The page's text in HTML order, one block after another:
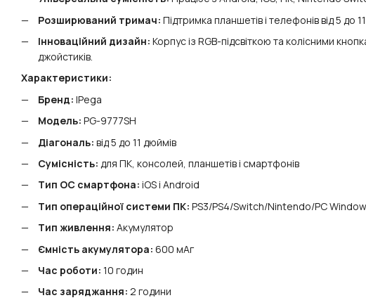
Розширюваний тримач: Підтримка планшетів і телефонів від 5 до
Інноваційний дизайн: Корпус із RGB-підсвіткою та колісними
джойстиків.
Характеристики:
Бренд: IPega
Модель: PG-9777SH
Діагональ: від 5 до 11 дюймів
Сумісність: для ПК, консолей, планшетів і смартфонів
Тип ОС смартфона: iOS і Android
Тип операційної системи ПК: PS3/PS4/Switch/Nintendo/PC
Тип живлення: Акумулятор
Ємність акумулятора: 600 мАг
Час роботи: 10 годин
Час заряджання: 2 години